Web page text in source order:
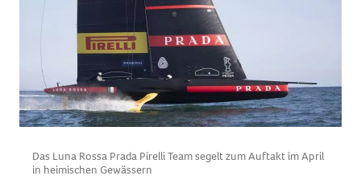
Das Luna Rossa Prada Pirelli Team segelt zum Auftakt im April
in heimischen Gewässern